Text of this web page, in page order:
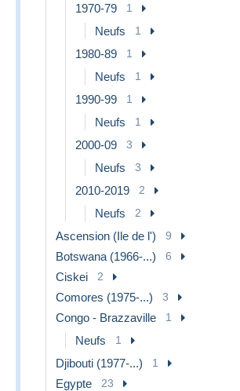
1970-79 1
Neufs 1
1980-89 1
Neufs 1
1990-99 1
Neufs 1
2000-09 3
Neufs 3
2010-2019 2
Neufs 2
Ascension (Ile de l') 9
Botswana (1966-...) 6
Ciskei 2
Comores (1975-...) 3
Congo - Brazzaville 1
Neufs 1
Djibouti (1977-...) 1
Egypte 23